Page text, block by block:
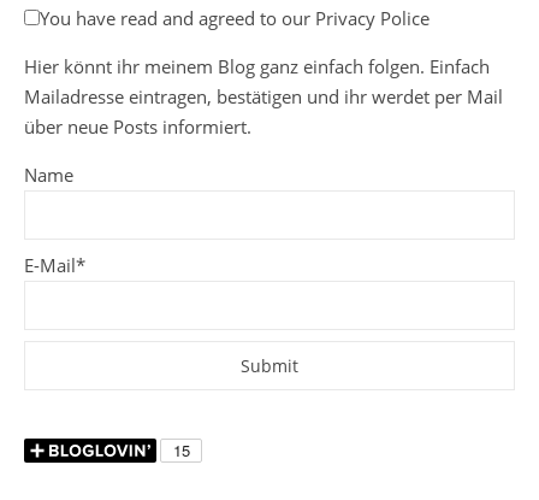
You have read and agreed to our Privacy Police
Hier könnt ihr meinem Blog ganz einfach folgen. Einfach
Mailadresse eintragen, bestätigen und ihr werdet per Mail
über neue Posts informiert.
Name
E-Mail*